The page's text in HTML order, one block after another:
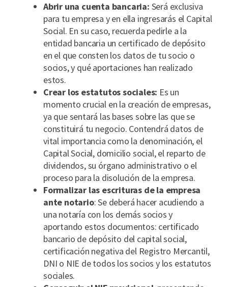
Abrir una cuenta bancaria: Será exclusiva
para tu empresa y en ella ingresarás el Capital
Social. En su caso, recuerda pedirle a la
entidad bancaria un certificado de depósito
en el que consten los datos de tu socio o
socios, y qué aportaciones han realizado
estos.
Crear los estatutos sociales: Es un
momento crucial en la creación de empresas,
ya que sentará las bases sobre las que se
constituirá tu negocio. Contendrá datos de
vital importancia como la denominación, el
Capital Social, domicilio social, el reparto de
dividendos, su órgano administrativo o el
proceso para la disolución de la empresa.
Formalizar las escrituras de la empresa
ante notario: Se deberá hacer acudiendo a
una notaría con los demás socios y
aportando estos documentos: certificado
bancario de depósito del capital social,
certificación negativa del Registro Mercantil,
DNI o NIE de todos los socios y los estatutos
sociales.